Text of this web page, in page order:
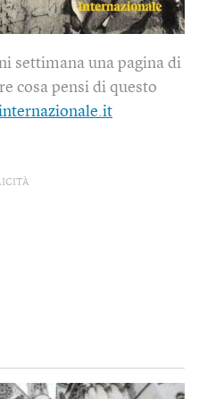
settimana una pagina di
cosa pensi di questo